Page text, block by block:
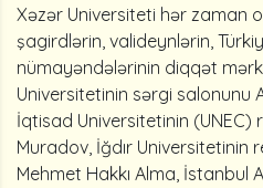
Xəzər Universiteti hər zaman
şagirdlərin, valideynlərin,
nümayəndələrinin diqqət
Universitetinin sərgi salonunu
İqtisad Universitetinin
Muradov, İğdır Universitetinin
Mehmet Hakkı Alma, İstanbul